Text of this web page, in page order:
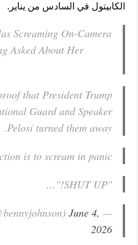
الكابيتول في السادس من يناير.
Screaming On-Camera
Asked About Her
that President Trump
Guard and Speaker
Pelosi turned them away.
is to scream in panic:
"SHUT UP!"…
— Benny Johnson (@bennyjohnson)
June 4,
2026